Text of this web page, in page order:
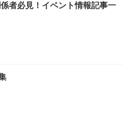
係者必見！イベント情報記事一